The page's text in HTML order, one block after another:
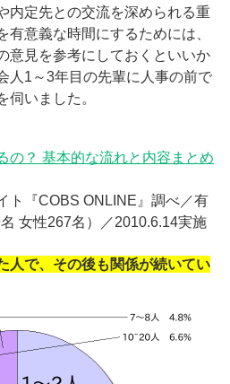
内定先との交流を深められる重
意義な時間にするためには、
意見を参考にしておくといいか
人1～3年目の先輩に人事の前で
伺いました。
の？ 基本的な流れと内容まとめ
ト『COBS ONLINE』調べ／有
女性267名）／2010.6.14実施
人で、その後も関係が続いてい